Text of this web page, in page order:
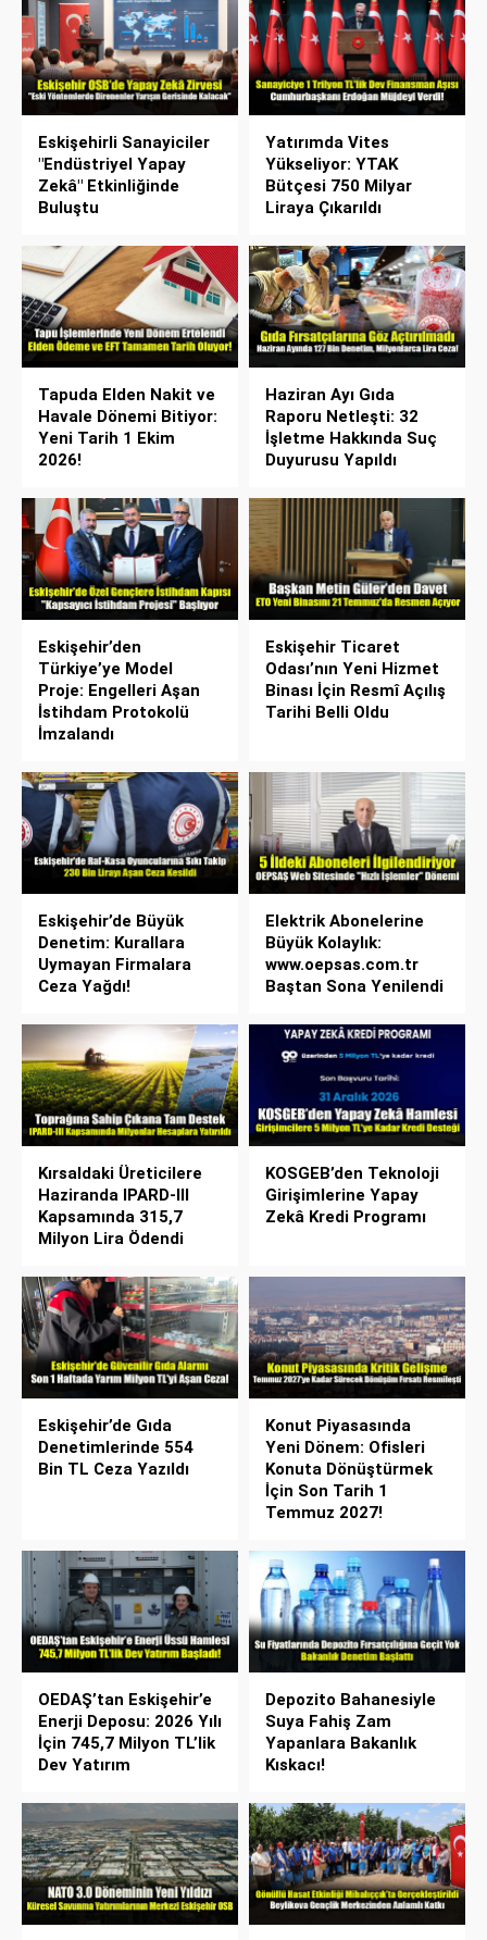
Eskişehirli Sanayiciler
"Endüstriyel Yapay
Zekâ" Etkinliğinde
Buluştu
Yatırımda Vites
Yükseliyor: YTAK
Bütçesi 750 Milyar
Liraya Çıkarıldı
Tapuda Elden Nakit ve
Havale Dönemi Bitiyor:
Yeni Tarih 1 Ekim
2026!
Haziran Ayı Gıda
Raporu Netleşti: 32
İşletme Hakkında Suç
Duyurusu Yapıldı
Eskişehir’den
Türkiye’ye Model
Proje: Engelleri Aşan
İstihdam Protokolü
İmzalandı
Eskişehir Ticaret
Odası’nın Yeni Hizmet
Binası İçin Resmî Açılış
Tarihi Belli Oldu
Eskişehir’de Büyük
Denetim: Kurallara
Uymayan Firmalara
Ceza Yağdı!
Elektrik Abonelerine
Büyük Kolaylık:
www.oepsas.com.tr
Baştan Sona Yenilendi
Kırsaldaki Üreticilere
Haziranda IPARD-III
Kapsamında 315,7
Milyon Lira Ödendi
KOSGEB’den Teknoloji
Girişimlerine Yapay
Zekâ Kredi Programı
Eskişehir’de Gıda
Denetimlerinde 554
Bin TL Ceza Yazıldı
Konut Piyasasında
Yeni Dönem: Ofisleri
Konuta Dönüştürmek
İçin Son Tarih 1
Temmuz 2027!
OEDAŞ’tan Eskişehir’e
Enerji Deposu: 2026 Yılı
İçin 745,7 Milyon TL’lik
Dev Yatırım
Depozito Bahanesiyle
Suya Fahiş Zam
Yapanlara Bakanlık
Kıskacı!